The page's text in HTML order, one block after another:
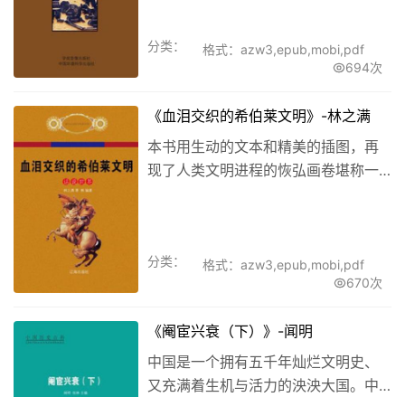
分类：
格式：azw3,epub,mobi,pdf
694次
《血泪交织的希伯莱文明》-林之满
本书用生动的文本和精美的插图，再
现了人类文明进程的恢弘画卷堪称一
的魅力，成就一部好读又好看的世界
分类：
格式：azw3,epub,mobi,pdf
670次
《阉宦兴衰（下）》-闻明
中国是一个拥有五千年灿烂文明史、
又充满着生机与活力的泱泱大国。中